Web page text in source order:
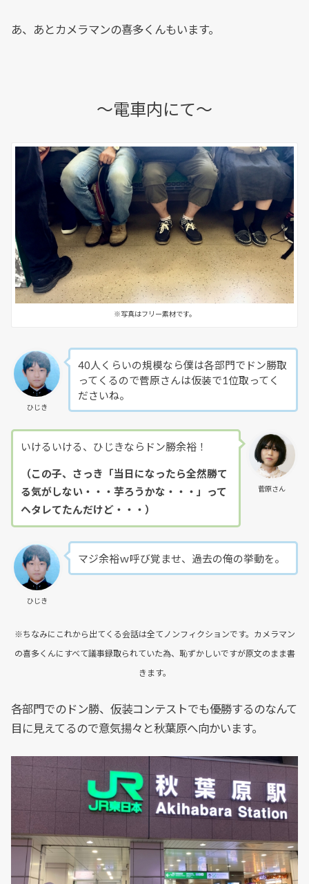
あ、あとカメラマンの喜多くんもいます。
～電車内にて～
※写真はフリー素材です。
ひじき
40人くらいの規模なら僕は各部門でドン勝取
ってくるので菅原さんは仮装で1位取ってく
ださいね。
菅原さん
いけるいける、ひじきならドン勝余裕！
（この子、さっき「当日になったら全然勝て
る気がしない・・・芋ろうかな・・・」って
ヘタレてたんだけど・・・）
ひじき
マジ余裕ｗ呼び覚ませ、過去の俺の挙動を。
※ちなみにこれから出てくる会話は全てノンフィクションです。カメラマン
の喜多くんにすべて議事録取られていた為、恥ずかしいですが原文のまま書
きます。
各部門でのドン勝、仮装コンテストでも優勝するのなんて
目に見えてるので意気揚々と秋葉原へ向かいます。